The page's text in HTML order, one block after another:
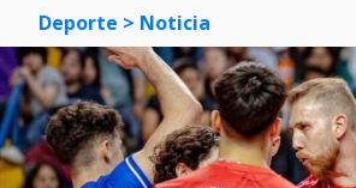
Deporte > Noticia